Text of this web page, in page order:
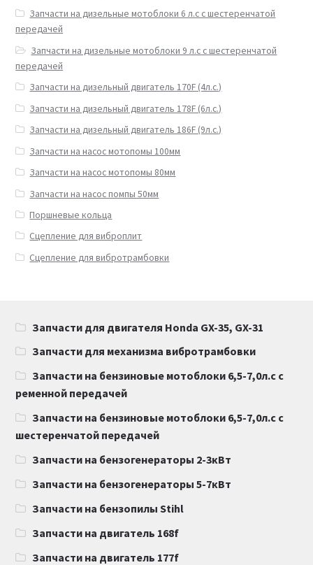
Запчасти на дизельные мотоблоки 6 л.с с шестеренчатой
передачей
Запчасти на дизельные мотоблоки 9 л.с с шестеренчатой
передачей
Запчасти на дизельный двигатель 170F (4л.с.)
Запчасти на дизельный двигатель 178F (6л.с.)
Запчасти на дизельный двигатель 186F (9л.с.)
Запчасти на насос мотопомы 100мм
Запчасти на насос мотопомы 80мм
Запчасти на насос помпы 50мм
Поршневые кольца
Сцепление для виброплит
Сцепление для вибротрамбовки
Запчасти для двигателя Honda GX-35, GX-31
Запчасти для механизма вибротрамбовки
Запчасти на бензиновые мотоблоки 6,5-7,0л.с с
ременной передачей
Запчасти на бензиновые мотоблоки 6,5-7,0л.с с
шестеренчатой передачей
Запчасти на бензогенераторы 2-3кВт
Запчасти на бензогенераторы 5-7кВт
Запчасти на бензопилы Stihl
Запчасти на двигатель 168f
Запчасти на двигатель 177f